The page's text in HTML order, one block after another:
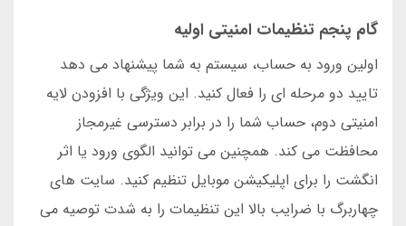
گام پنجم تنظیمات امنیتی اولیه
اولین ورود به حساب، سیستم به شما پیشنهاد می دهد
تایید دو مرحله ای را فعال کنید. این ویژگی با افزودن لایه
امنیتی دوم، حساب شما را در برابر دسترسی غیرمجاز
محافظت می کند. همچنین می توانید الگوی ورود یا اثر
انگشت را برای اپلیکیشن موبایل تنظیم کنید. سایت های
چهاربرگ با ضرایب بالا این تنظیمات را به شدت توصیه می